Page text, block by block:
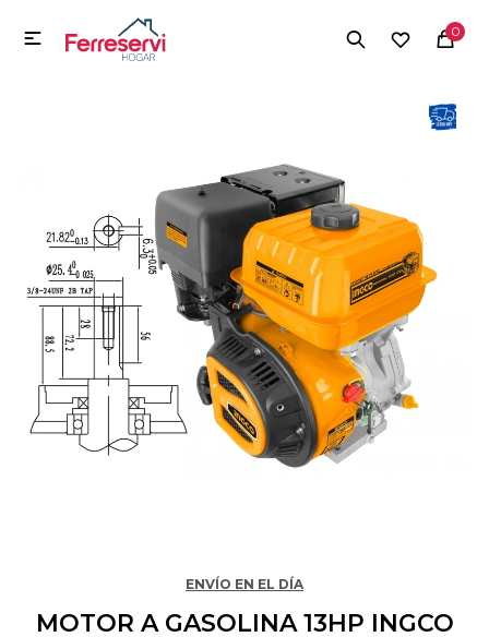
0

ENVÍO EN EL DÍA
MOTOR A GASOLINA 13HP INGCO
MI CUENTA
Herramientas y Construcción
Electrodomésticos
Tecnología
Deportes